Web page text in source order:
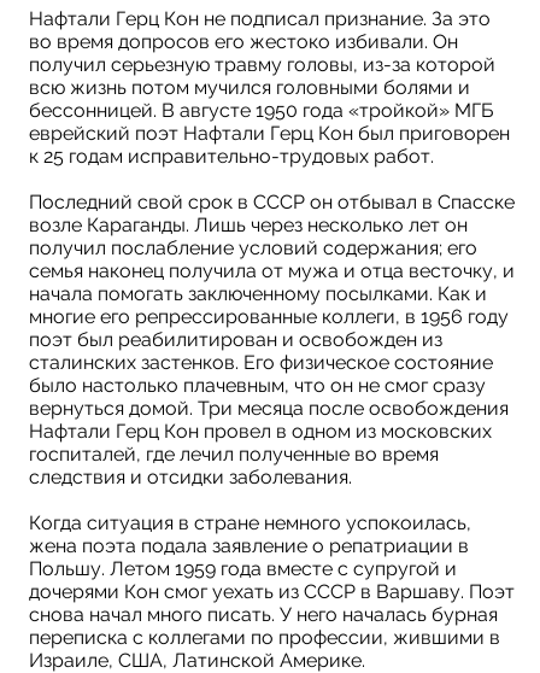
Нафтали Герц Кон не подписал признание. За это
во время допросов его жестоко избивали. Он
получил серьезную травму головы, из-за которой
всю жизнь потом мучился головными болями и
бессонницей. В августе 1950 года «тройкой» МГБ
еврейский поэт Нафтали Герц Кон был приговорен
к 25 годам исправительно-трудовых работ.
Последний свой срок в СССР он отбывал в Спасске
возле Караганды. Лишь через несколько лет он
получил послабление условий содержания; его
семья наконец получила от мужа и отца весточку, и
начала помогать заключенному посылками. Как и
многие его репрессированные коллеги, в 1956 году
поэт был реабилитирован и освобожден из
сталинских застенков. Его физическое состояние
было настолько плачевным, что он не смог сразу
вернуться домой. Три месяца после освобождения
Нафтали Герц Кон провел в одном из московских
госпиталей, где лечил полученные во время
следствия и отсидки заболевания.
Когда ситуация в стране немного успокоилась,
жена поэта подала заявление о репатриации в
Польшу. Летом 1959 года вместе с супругой и
дочерями Кон смог уехать из СССР в Варшаву. Поэт
снова начал много писать. У него началась бурная
переписка с коллегами по профессии, жившими в
Израиле, США, Латинской Америке.